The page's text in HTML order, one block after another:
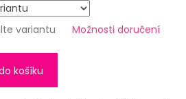
variantu Možnosti doručení
košíku